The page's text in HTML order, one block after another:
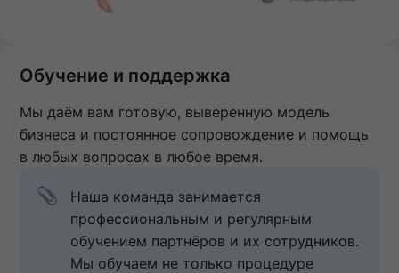
Обучение и поддержка
Мы даём вам готовую, выверенную модель
бизнеса и постоянное сопровождение и помощь
в любых вопросах в любое время.
Наша команда занимается
профессиональным и регулярным
обучением партнёров и их сотрудников.
Мы обучаем не только процедуре